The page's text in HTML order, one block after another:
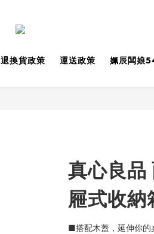
退換貨政策 運送政策 姵辰闆娘
真心良
屜式收
■搭配木蓋，延伸你的